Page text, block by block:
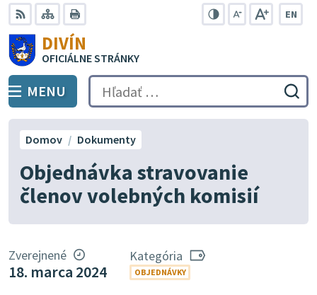
Preskočiť
na
obsah
RSS Mapa
EN
DIVÍN
OFICIÁLNE STRÁNKY
PREPNÚŤ
MENU Hľadať:
Objednávka stravovanie
členov volebných komisií
Domov Dokumenty
Zverejnené
18. marca 2024
Kategória
OBJEDNÁVKY